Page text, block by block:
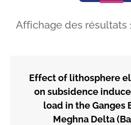
Affichage des résultats
Effect of lithosphere
on subsidence
load in the Ganges
Meghna Delta